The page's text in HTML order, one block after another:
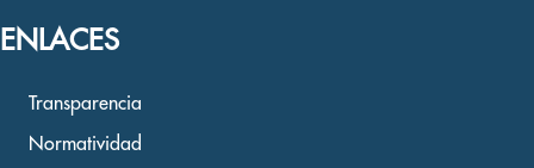
ENLACES
Transparencia
Normatividad